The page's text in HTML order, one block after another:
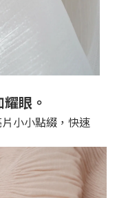
眼。
小小點綴，快速